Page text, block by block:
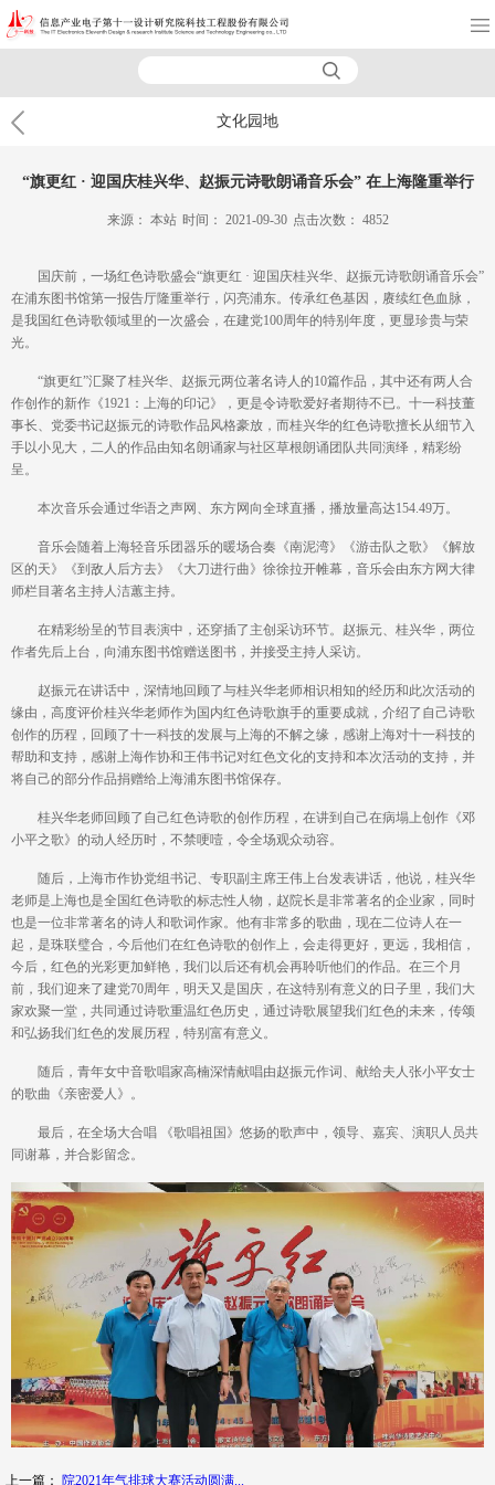
文化园地
“旗更红 · 迎国庆桂兴华、赵振元诗歌朗诵音乐会” 在上海隆重举行
来源： 本站 时间： 2021-09-30 点击次数： 4852
国庆前，一场红色诗歌盛会“旗更红 · 迎国庆桂兴华、赵振元诗歌朗诵音乐会”
在浦东图书馆第一报告厅隆重举行，闪亮浦东。传承红色基因，赓续红色血脉，
是我国红色诗歌领域里的一次盛会，在建党100周年的特别年度，更显珍贵与荣
光。
“旗更红”汇聚了桂兴华、赵振元两位著名诗人的10篇作品，其中还有两人合
作创作的新作《1921：上海的印记》，更是令诗歌爱好者期待不已。十一科技董
事长、党委书记赵振元的诗歌作品风格豪放，而桂兴华的红色诗歌擅长从细节入
手以小见大，二人的作品由知名朗诵家与社区草根朗诵团队共同演绎，精彩纷
呈。
本次音乐会通过华语之声网、东方网向全球直播，播放量高达154.49万。
音乐会随着上海轻音乐团器乐的暖场合奏《南泥湾》《游击队之歌》《解放
区的天》《到敌人后方去》《大刀进行曲》徐徐拉开帷幕，音乐会由东方网大律
师栏目著名主持人洁蕙主持。
在精彩纷呈的节目表演中，还穿插了主创采访环节。赵振元、桂兴华，两位
作者先后上台，向浦东图书馆赠送图书，并接受主持人采访。
赵振元在讲话中，深情地回顾了与桂兴华老师相识相知的经历和此次活动的
缘由，高度评价桂兴华老师作为国内红色诗歌旗手的重要成就，介绍了自己诗歌
创作的历程，回顾了十一科技的发展与上海的不解之缘，感谢上海对十一科技的
帮助和支持，感谢上海作协和王伟书记对红色文化的支持和本次活动的支持，并
将自己的部分作品捐赠给上海浦东图书馆保存。
桂兴华老师回顾了自己红色诗歌的创作历程，在讲到自己在病塌上创作《邓
小平之歌》的动人经历时，不禁哽噎，令全场观众动容。
随后，上海市作协党组书记、专职副主席王伟上台发表讲话，他说，桂兴华
老师是上海也是全国红色诗歌的标志性人物，赵院长是非常著名的企业家，同时
也是一位非常著名的诗人和歌词作家。他有非常多的歌曲，现在二位诗人在一
起，是珠联璧合，今后他们在红色诗歌的创作上，会走得更好，更远，我相信，
今后，红色的光彩更加鲜艳，我们以后还有机会再聆听他们的作品。在三个月
前，我们迎来了建党70周年，明天又是国庆，在这特别有意义的日子里，我们大
家欢聚一堂，共同通过诗歌重温红色历史，通过诗歌展望我们红色的未来，传颂
和弘扬我们红色的发展历程，特别富有意义。
随后，青年女中音歌唱家高楠深情献唱由赵振元作词、献给夫人张小平女士
的歌曲《亲密爱人》。
最后，在全场大合唱 《歌唱祖国》悠扬的歌声中，领导、嘉宾、演职人员共
同谢幕，并合影留念。
上一篇： 院2021年气排球大赛活动圆满...